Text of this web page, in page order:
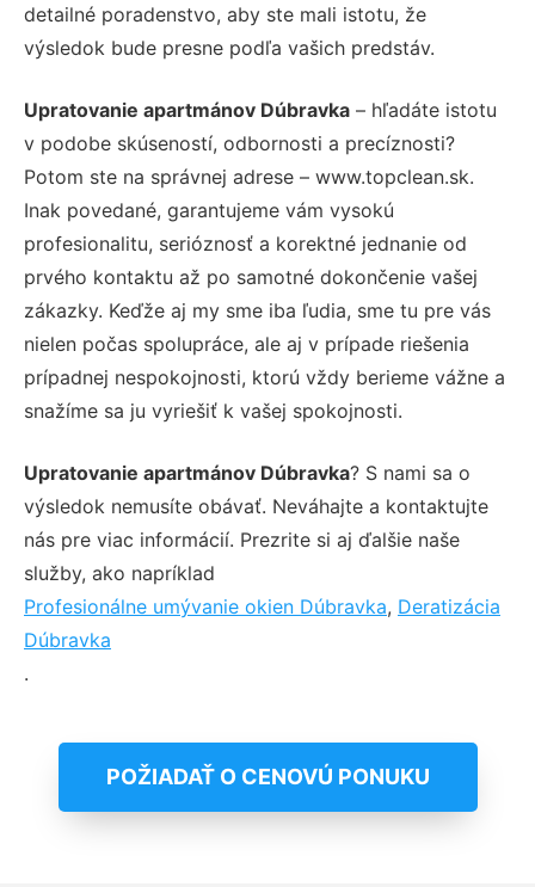
detailné poradenstvo, aby ste mali istotu, že
výsledok bude presne podľa vašich predstáv.
Upratovanie apartmánov Dúbravka – hľadáte istotu
v podobe skúseností, odbornosti a precíznosti?
Potom ste na správnej adrese – www.topclean.sk.
Inak povedané, garantujeme vám vysokú
profesionalitu, serióznosť a korektné jednanie od
prvého kontaktu až po samotné dokončenie vašej
zákazky. Keďže aj my sme iba ľudia, sme tu pre vás
nielen počas spolupráce, ale aj v prípade riešenia
prípadnej nespokojnosti, ktorú vždy berieme vážne a
snažíme sa ju vyriešiť k vašej spokojnosti.
Upratovanie apartmánov Dúbravka? S nami sa o
výsledok nemusíte obávať. Neváhajte a kontaktujte
nás pre viac informácií. Prezrite si aj ďalšie naše
služby, ako napríklad
Profesionálne umývanie okien Dúbravka, Deratizácia
Dúbravka
.
POŽIADAŤ O CENOVÚ PONUKU